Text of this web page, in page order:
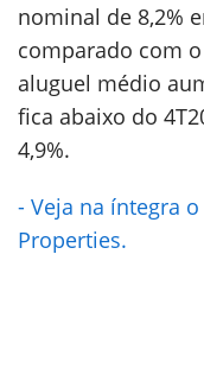
nominal de 8,2%
comparado com
aluguel médio
fica abaixo do
4,9%.
- Veja na íntegra
Properties.